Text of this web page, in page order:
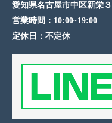
愛知県名古屋市中区新栄
営業時間： 10:00~19:00
定休日： 不定休